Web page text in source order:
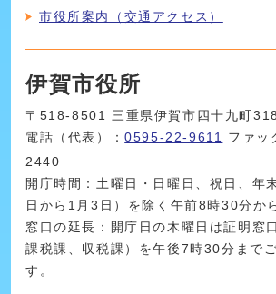
市役所案内（交通アクセス）
伊賀市役所
〒518-8501 三重県伊賀市四十九町
電話（代表）：0595-22-9611
ファ
2440
開庁時間：土曜日・日曜日、祝日、年
日から1月3日）を除く午前8時30分か
窓口の延長：開庁日の木曜日は証明窓
課税課、収税課）を午後7時30分まで
す。